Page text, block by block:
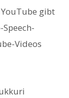
gibt
Videos